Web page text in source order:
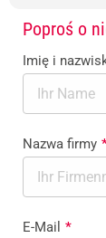
Poproś o
Imię i
Nazwa firmy
E-Mail *